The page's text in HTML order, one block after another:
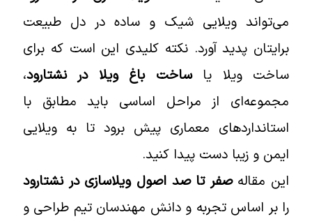
می‌تواند ویلایی شیک و ساده در دل طبیعت
برایتان پدید آورد. نکته کلیدی این است که برای
ساخت ویلا یا ساخت باغ ویلا در نشتارود،
مجموعه‌ای از مراحل اساسی باید مطابق با
استانداردهای معماری پیش برود تا به ویلایی
ایمن و زیبا دست پیدا کنید.
این مقالهصفر تا صد اصول ویلاسازی در نشتارود
را بر اساس تجربه و دانش مهندسان تیم طراحی و